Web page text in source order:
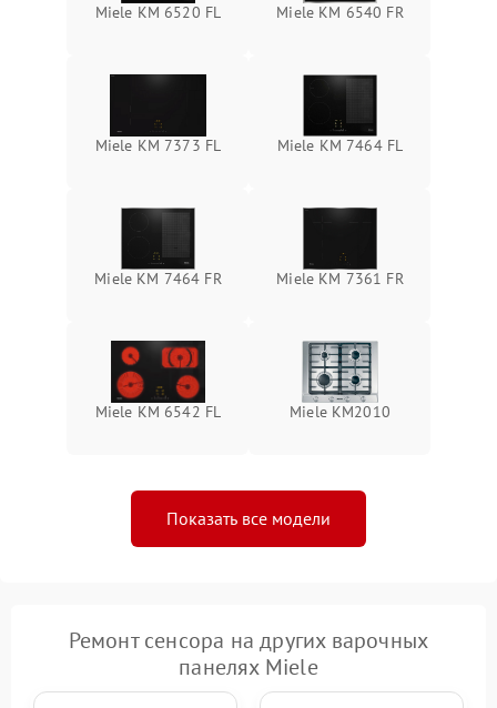
Miele KM 6520 FL Miele KM 6540 FR
Miele KM 7373 FL Miele KM 7464 FL
Miele KM 7464 FR Miele KM 7361 FR
Miele KM 6542 FL Miele KM2010
Показать все модели
Ремонт сенсора на других варочных
панелях Miele